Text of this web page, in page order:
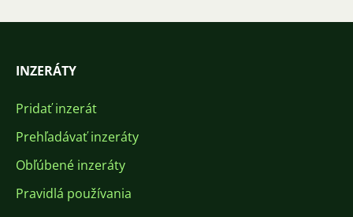
INZERÁTY
Pridať inzerát
Prehľadávať inzeráty
Obľúbené inzeráty
Pravidlá používania